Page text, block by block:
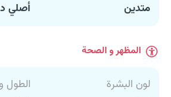
متدين
أصلي
المظهر و الصحة
لون البشرة
الطول